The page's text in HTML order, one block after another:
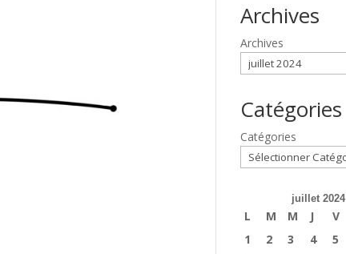
Archives
Archives
Catégories
Catégories
juillet 2024
L M M J V
1
2 3 4 5